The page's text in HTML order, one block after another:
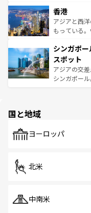
とつ。フォ
ひ現地で味
が旅行者を
参照してほ
の活気が交
帯で自然と
いビーチで
激する。気
が待ってい
た文化、そ
ける。
香港
アジアと西
もっている
み、どこを
ており、効
うな絶景か
そう。
シンガポ
スポット
アジアの交
シンガポー
で、ホーカ
国と地域
ヨーロッパ
北米
中南米